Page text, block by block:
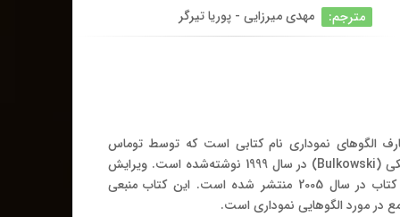
مترجم: مهدی میرزایی - پوریا تیرگر
الگوهای نموداری نام کتابی است که توسط توماس
(Bulkowski) در سال 1999 نوشته‌شده است.ویرایش
در سال 2005 منتشر شده است. این کتاب منبعی
در مورد الگوهایی نموداری است.